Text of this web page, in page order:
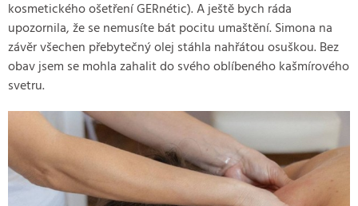
kosmetického ošetření GERnétic). A ještě bych ráda
upozornila, že se nemusíte bát pocitu umaštění. Simona na
závěr všechen přebytečný olej stáhla nahřátou osuškou. Bez
obav jsem se mohla zahalit do svého oblíbeného kašmírového
svetru.